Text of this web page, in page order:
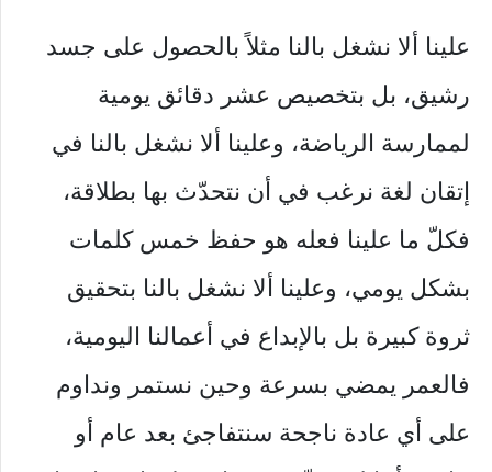
علينا ألا نشغل بالنا مثلاً بالحصول على جسد
رشيق، بل بتخصيص عشر دقائق يومية
لممارسة الرياضة، وعلينا ألا نشغل بالنا في
إتقان لغة نرغب في أن نتحدّث بها بطلاقة،
فكلّ ما علينا فعله هو حفظ خمس كلمات
بشكل يومي، وعلينا ألا نشغل بالنا بتحقيق
ثروة كبيرة بل بالإبداع في أعمالنا اليومية،
فالعمر يمضي بسرعة وحين نستمر ونداوم
على أي عادة ناجحة سنتفاجئ بعد عام أو